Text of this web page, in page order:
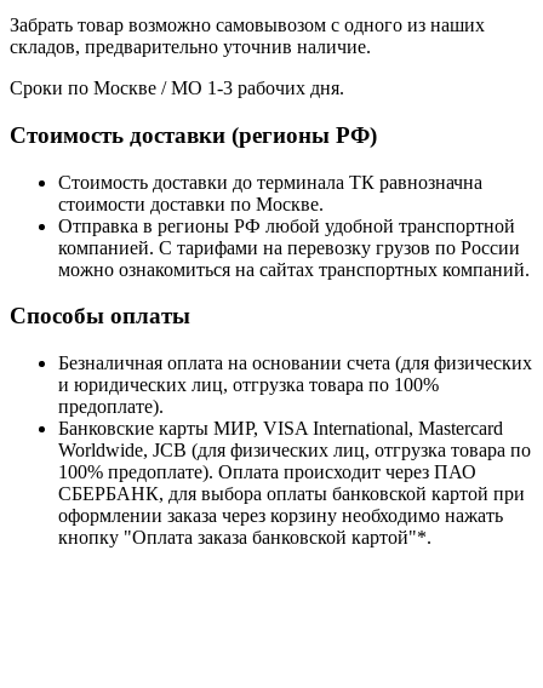
Забрать товар возможно самовывозом с одного из наших
складов, предварительно уточнив наличие.
Сроки по Москве / МО 1-3 рабочих дня.
Стоимость доставки (регионы РФ)
Стоимость доставки до терминала ТК равнозначна
стоимости доставки по Москве.
Отправка в регионы РФ любой удобной транспортной
компанией. С тарифами на перевозку грузов по России
можно ознакомиться на сайтах транспортных компаний.
Способы оплаты
Безналичная оплата на основании счета (для физических
и юридических лиц, отгрузка товара по 100%
предоплате).
Банковские карты МИР, VISA International, Mastercard
Worldwide, JCB (для физических лиц, отгрузка товара по
100% предоплате). Оплата происходит через ПАО
СБЕРБАНК, для выбора оплаты банковской картой при
оформлении заказа через корзину необходимо нажать
кнопку "Оплата заказа банковской картой"*.